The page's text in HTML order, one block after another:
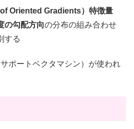
Oriented Gradients）特徴量
の勾配方向の分布の組み合わせ
する
ポートベクタマシン）が使われ